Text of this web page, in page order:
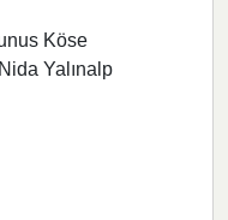
Köse
Yalınalp